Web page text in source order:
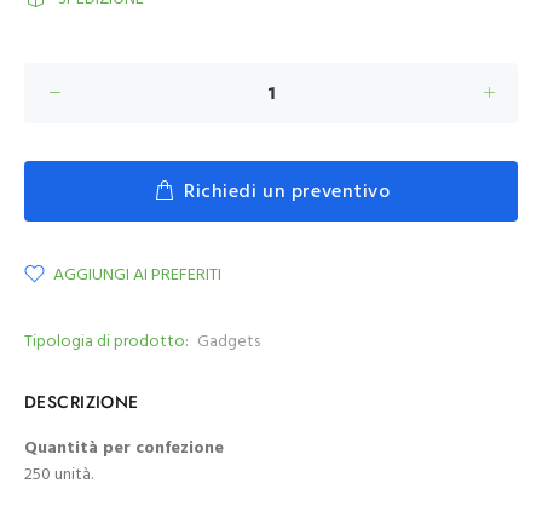
Richiedi un preventivo
AGGIUNGI AI PREFERITI
Tipologia di prodotto: Gadgets
DESCRIZIONE
Quantità per confezione
250 unità.